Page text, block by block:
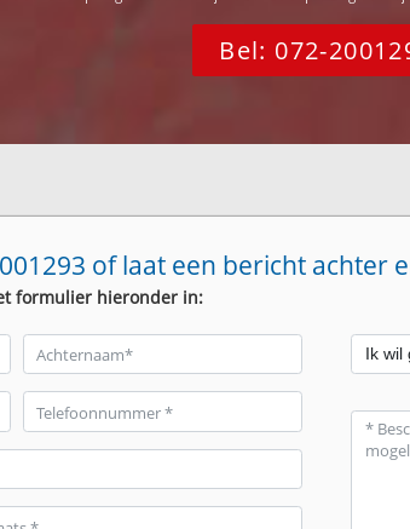
Bel: 072-
of laat een bericht achter
formulier hieronder in: